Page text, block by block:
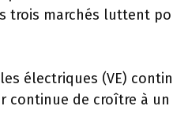
marchés luttent
électriques (VE)
continue de croître à